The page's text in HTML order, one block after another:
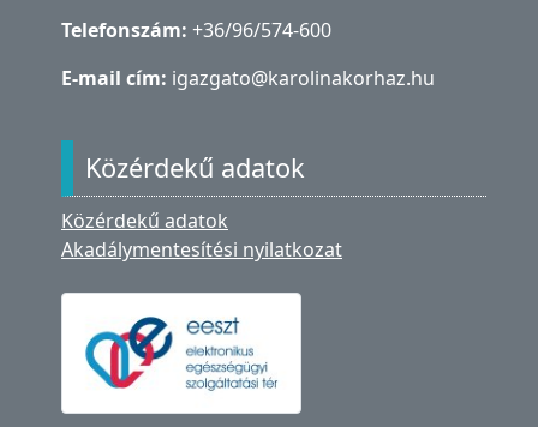
Telefonszám: +36/96/574-600
E-mail cím: igazgato@karolinakorhaz.hu
Közérdekű adatok
Közérdekű adatok
Akadálymentesítési nyilatkozat